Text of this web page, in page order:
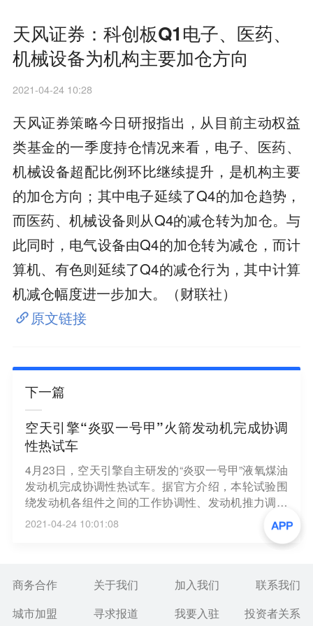
天风证券：科创板Q1电子、医药、
机械设备为机构主要加仓方向
2021-04-24 10:28
天风证券策略今日研报指出，从目前主动权益
类基金的一季度持仓情况来看，电子、医药、
机械设备超配比例环比继续提升，是机构主要
的加仓方向；其中电子延续了Q4的加仓趋势，
而医药、机械设备则从Q4的减仓转为加仓。与
此同时，电气设备由Q4的加仓转为减仓，而计
算机、有色则延续了Q4的减仓行为，其中计算
机减仓幅度进一步加大。（财联社）
原文链接
下一篇
空天引擎“炎驭一号甲”火箭发动机完成协调
性热试车
4月23日，空天引擎自主研发的“炎驭一号甲”液氧煤油
发动机完成协调性热试车。据官方介绍，本轮试验围
绕发动机各组件之间的工作协调性、发动机推力调节
能力、不同起动和关机方案、关机时序试验开展了针
对性验证，获得了起动、关机参数；验证了发动机各
2021-04-24 10:01:08
商务合作 关于我们 加入我们
联系我们
城市加盟
寻求报道 我要入驻 投资者关系